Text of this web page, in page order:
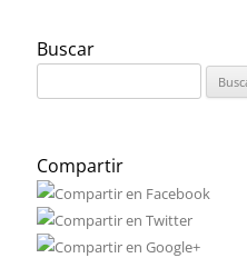
Buscar
Compartir